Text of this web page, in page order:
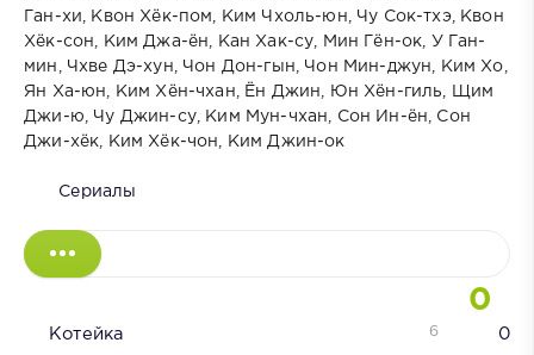
Ган-хи, Квон Хёк-пом, Ким Чхоль-юн, Чу Сок-тхэ, Квон
Хёк-сон, Ким Джа-ён, Кан Хак-су, Мин Гён-ок, У Ган-
мин, Чхве Дэ-хун, Чон Дон-гын, Чон Мин-джун, Ким Хо,
Ян Ха-юн, Ким Хён-чхан, Ён Джин, Юн Хён-гиль, Щим
Джи-ю, Чу Джин-су, Ким Мун-чхан, Сон Ин-ён, Сон
Джи-хёк, Ким Хёк-чон, Ким Джин-ок
Сериалы
0
Котейка 0
6